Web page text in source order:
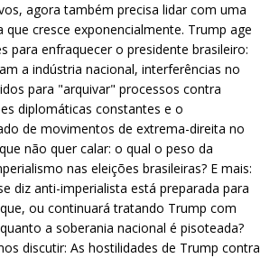
agora também precisa lidar com uma
que cresce exponencialmente. Trump age
para enfraquecer o presidente brasileiro:
a indústria nacional, interferências no
para "arquivar" processos contra
diplomáticas constantes e o
de movimentos de extrema-direita no
não quer calar: o qual o peso da
nas eleições brasileiras? E mais:
diz anti-imperialista está preparada para
ou continuará tratando Trump com
a soberania nacional é pisoteada?
discutir: As hostilidades de Trump contra